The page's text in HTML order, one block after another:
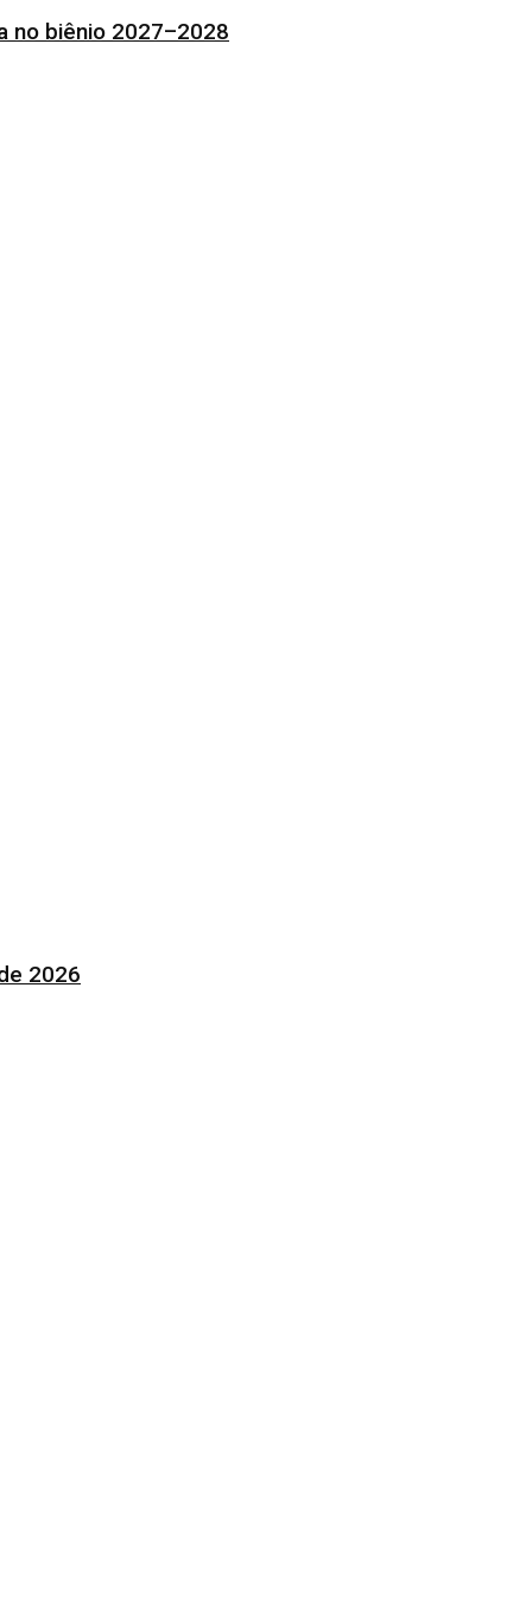
no biênio 2027–2028
2026